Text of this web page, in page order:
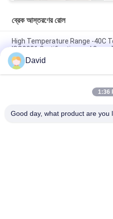
ব্রেক আস্তরণের রোল
High Temperature Range -40C
ISO9001 Certification and 2mm
Automotive Brake System
Smooth and Braking Experience
10m Length Non-asbestos
David
1:36
Good day, what product are you